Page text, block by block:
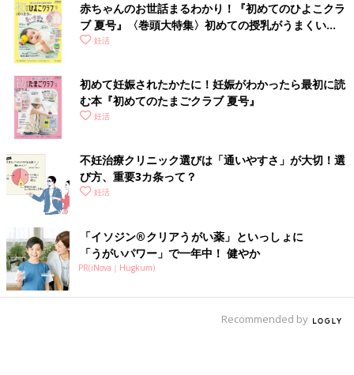
赤ちゃんのお世話まるわかり！『初めてのひよこクラ
ブ 夏号』〈巻頭大特集〉初めての授乳がうまくい
く！ おっぱい・ミルクの基本と夏のトラブル 解決テ
妊活
初めて妊娠されたかたに！妊娠がわかったら最初に読
む本『初めてのたまごクラブ 夏号』
妊活
不妊治療クリニック選びは「通いやすさ」が大切！選
び方、重要3カ条って？
妊活
「イソジン®クリアうがい薬」といっしょに
「うがいパワー」で一年中！ 健やか
PR(iNova｜Hugkum)
Recommended by